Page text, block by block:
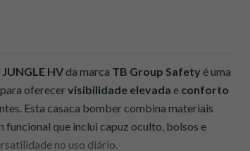
HV da marca TB Group Safety é uma
oferecervisibilidade elevada e conforto
Esta casaca bomber combina materiais
funcional que inclui capuz oculto, bolsos e
no uso diário.